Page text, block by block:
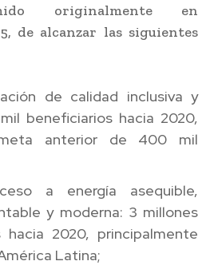
originalmente en
de alcanzar las siguientes
de calidad inclusiva y
beneficiarios hacia 2020,
anterior de 400 mil
a energía asequible,
y moderna: 3 millones
hacia 2020, principalmente
Latina;